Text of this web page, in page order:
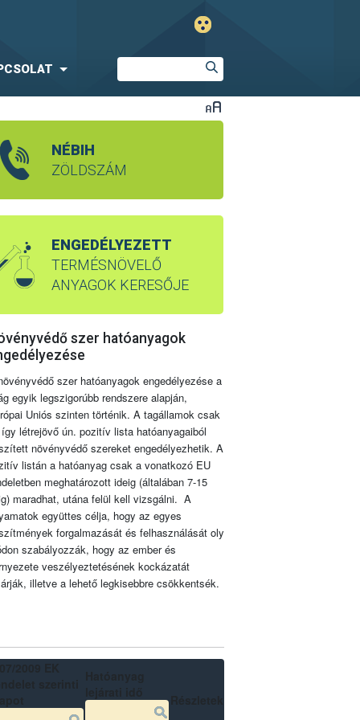
NÉBIH
ZÖLDSZÁM
ENGEDÉLYEZETT
TERMÉSNÖVELŐ
ANYAGOK KERESŐJE
szer hatóanyagok
szer hatóanyagok engedélyezése a
egyik legszigorúbb rendszere alapján,
Uniós szinten történik. A tagállamok csak
létrejövő ún. pozitív lista hatóanyagaiból
növényvédő szereket engedélyezhetik. A
listán a hatóanyag csak a vonatkozó EU
meghatározott ideig (általában 7-15
maradhat, utána felül kell vizsgálni. A
együttes célja, hogy az egyes
forgalmazását és felhasználását oly
szabályozzák, hogy az ember és
veszélyeztetésének kockázatát
illetve a lehető legkisebbre csökkentsék.